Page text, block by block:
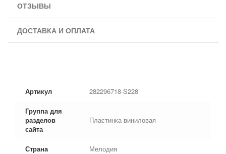
ОТЗЫВЫ
ДОСТАВКА И ОПЛАТА
Артикул 282296718-S228
Группа для
разделов
сайта
Пластинка виниловая
Страна Мелодия